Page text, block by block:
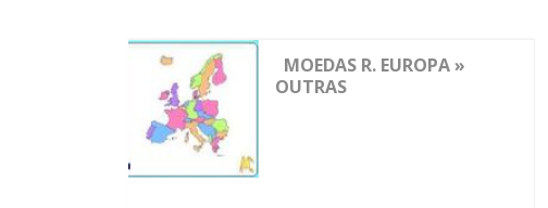
MOEDAS R. EUROPA »
OUTRAS